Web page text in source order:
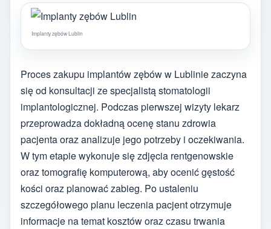
Implanty zębów Lublin
Proces zakupu implantów zębów w Lublinie zaczyna
się od konsultacji ze specjalistą stomatologii
implantologicznej. Podczas pierwszej wizyty lekarz
przeprowadza dokładną ocenę stanu zdrowia
pacjenta oraz analizuje jego potrzeby i oczekiwania.
W tym etapie wykonuje się zdjęcia rentgenowskie
oraz tomografię komputerową, aby ocenić gęstość
kości oraz planować zabieg. Po ustaleniu
szczegółowego planu leczenia pacjent otrzymuje
informacje na temat kosztów oraz czasu trwania